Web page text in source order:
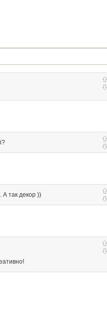
так декор ))